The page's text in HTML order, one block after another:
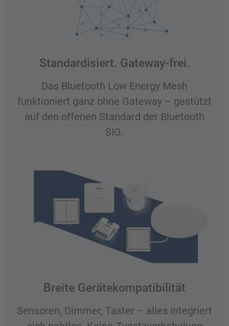
Standardisiert. Gateway-frei.
Das Bluetooth Low Energy Mesh
funktioniert ganz ohne Gateway – gestützt
auf den offenen Standard der Bluetooth
SIG.
Breite Gerätekompatibilität
Sensoren, Dimmer, Taster – alles integriert